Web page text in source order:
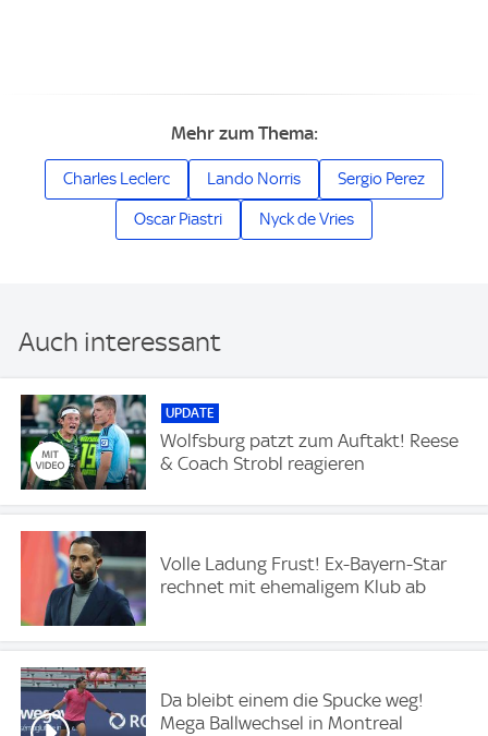
Mehr zum Thema:
Charles Leclerc Lando Norris Sergio Perez
Oscar Piastri Nyck de Vries
Auch interessant
UPDATE
Wolfsburg patzt zum Auftakt! Reese
& Coach Strobl reagieren
Volle Ladung Frust! Ex-Bayern-Star
rechnet mit ehemaligem Klub ab
Da bleibt einem die Spucke weg!
Mega Ballwechsel in Montreal